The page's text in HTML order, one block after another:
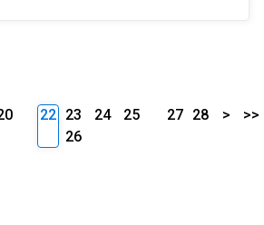
22 23 24
25
26
27 28 > >>